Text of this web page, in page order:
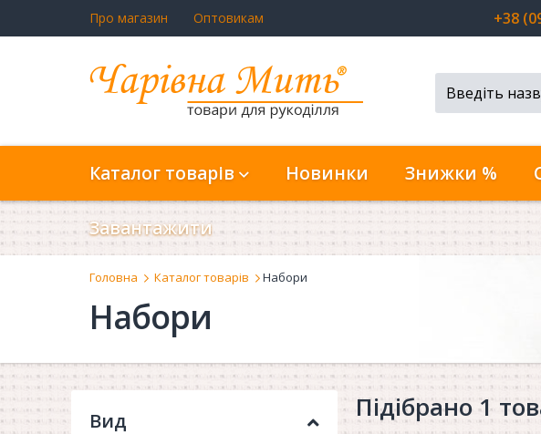
Про магазин Оптовикам +38
Каталог товарів Новинки Знижки %
Завантажити
Головна Каталог товарів Набори
Набори
Вид Підібрано 1